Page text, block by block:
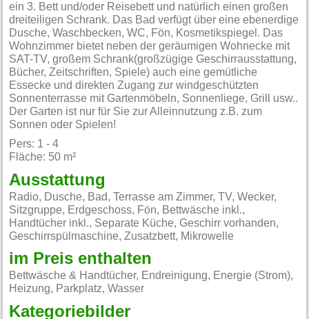
ein 3. Bett und/oder Reisebett und natürlich einen großen
dreiteiligen Schrank. Das Bad verfügt über eine ebenerdige
Dusche, Waschbecken, WC, Fön, Kosmetikspiegel. Das
Wohnzimmer bietet neben der geräumigen Wohnecke mit
SAT-TV, großem Schrank(großzügige Geschirrausstattung,
Bücher, Zeitschriften, Spiele) auch eine gemütliche
Essecke und direkten Zugang zur windgeschützten
Sonnenterrasse mit Gartenmöbeln, Sonnenliege, Grill usw..
Der Garten ist nur für Sie zur Alleinnutzung z.B. zum
Sonnen oder Spielen!
Pers: 1 - 4
Fläche: 50 m²
Ausstattung
Radio, Dusche, Bad, Terrasse am Zimmer, TV, Wecker,
Sitzgruppe, Erdgeschoss, Fön, Bettwäsche inkl.,
Handtücher inkl., Separate Küche, Geschirr vorhanden,
Geschirrspülmaschine, Zusatzbett, Mikrowelle
im Preis enthalten
Bettwäsche & Handtücher, Endreinigung, Energie (Strom),
Heizung, Parkplatz, Wasser
Kategoriebilder